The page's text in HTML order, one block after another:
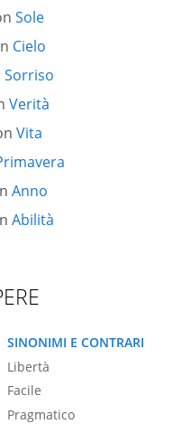
Sole
Cielo
Sorriso
Verità
Vita
Anno
Abilità
SINONIMI E CONTRARI
Libertà
Facile
Pragmatico